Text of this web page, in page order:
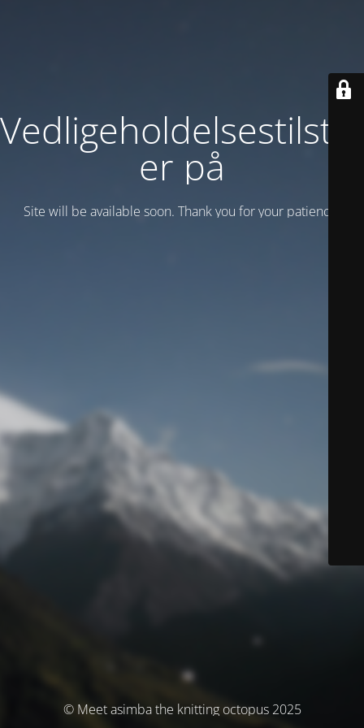
er på
Site will be available soon. Thank you for your patience!
© Meet asimba the knitting octopus 2025